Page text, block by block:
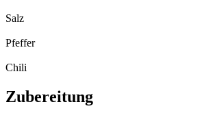
Salz
Pfeffer
Chili
Zubereitung